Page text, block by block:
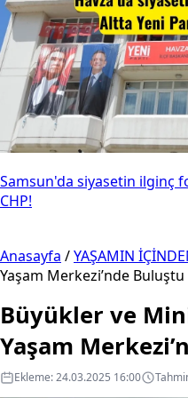
Samsun'da siyasetin ilginç
CHP!
Anasayfa /YAŞAMIN
Yaşam Merkezi’nde Buluştu
Büyükler ve
Yaşam
Ekleme: 24.03.2025 16:00